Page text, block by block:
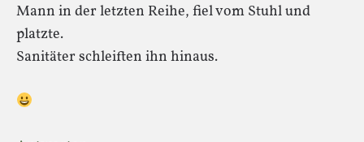
Mann in der letzten Reihe, fiel vom Stuhl und
platzte.
Sanitäter schleiften ihn hinaus.